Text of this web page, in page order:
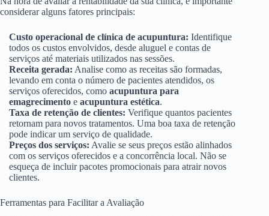
considerar alguns fatores principais:
Custo operacional de clínica de acupuntura: Identifique
todos os custos envolvidos, desde aluguel e contas de
serviços até materiais utilizados nas sessões.
Receita gerada: Analise como as receitas são formadas,
levando em conta o número de pacientes atendidos, os
serviços oferecidos, como acupuntura para
emagrecimento e acupuntura estética.
Taxa de retenção de clientes: Verifique quantos pacientes
retornam para novos tratamentos. Uma boa taxa de retenção
pode indicar um serviço de qualidade.
Preços dos serviços: Avalie se seus preços estão alinhados
com os serviços oferecidos e a concorrência local. Não se
esqueça de incluir pacotes promocionais para atrair novos
clientes.
Ferramentas para Facilitar a Avaliação